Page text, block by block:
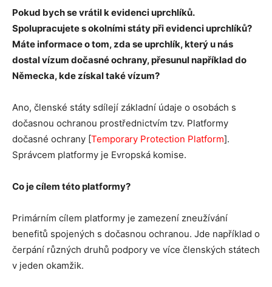
Pokud bych se vrátil k evidenci uprchlíků.
Spolupracujete s okolními státy při evidenci uprchlíků?
Máte informace o tom, zda se uprchlík, který u nás
dostal vízum dočasné ochrany, přesunul například do
Německa, kde získal také vízum?
Ano, členské státy sdílejí základní údaje o osobách s
dočasnou ochranou prostřednictvím tzv. Platformy
dočasné ochrany [Temporary Protection Platform].
Správcem platformy je Evropská komise.
Co je cílem této platformy?
Primárním cílem platformy je zamezení zneužívání
benefitů spojených s dočasnou ochranou. Jde například o
čerpání různých druhů podpory ve více členských státech
v jeden okamžik.